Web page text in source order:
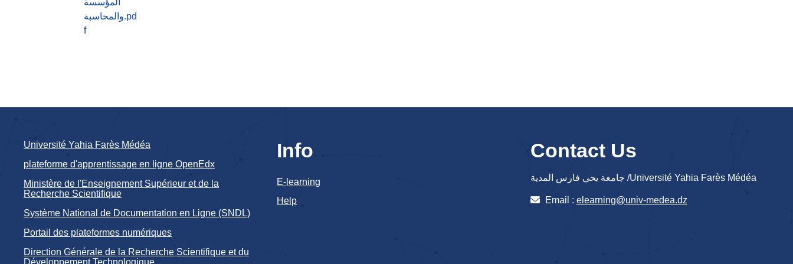
المؤسسة
والمحاسبة.pd
f
Université Yahia Farès Médéa
plateforme d'apprentissage en ligne OpenEdx
Ministère de l'Enseignement Supérieur et de la
Recherche Scientifique
Système National de Documentation en Ligne (SNDL)
Portail des plateformes numériques
Direction Générale de la Recherche Scientifique et du
Développement Technologique
Info
E-learning
Help
Contact Us
جامعة يحي فارس المدية /Université Yahia Farès Médéa
Email : elearning@univ-medea.dz